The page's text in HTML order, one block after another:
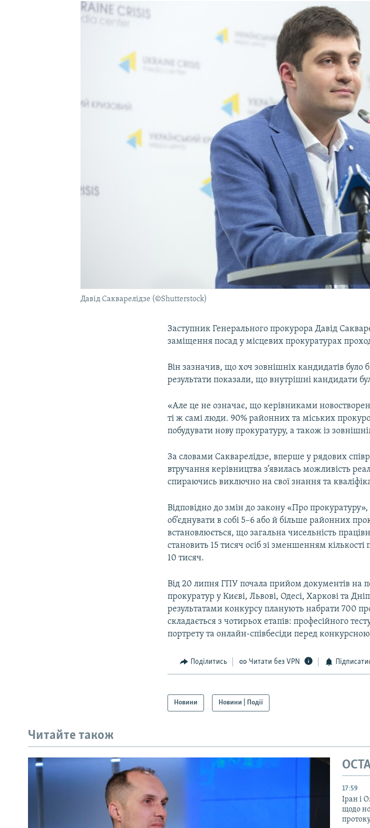
Давід Сакварелідзе (©Shutterstock)
Заступник Генерального прокурора Давід
заміщення посад у місцевих прокуратурах
Він зазначив, що хоч зовнішніх кандидатів було
результати показали, що внутрішні кандидати
«Але це не означає, що керівниками
ті ж самі люди. 90% районних та міських
побудувати нову прокуратуру, а також із
За словами Сакварелідзе, вперше у рядових
втручання керівництва з’явилась можливість
спираючись виключно на свої знання та
Відповідно до змін до закону «Про
об’єднувати в собі 5–6 або й більше районних
встановлюється, що загальна чисельність
становить 15 тисяч осіб зі зменшенням кількості
10 тисяч.
Від 20 липня ГПУ почала прийом документів на
прокуратур у Києві, Львові, Одесі, Харкові та
результатами конкурсу планують набрати 700
складається з чотирьох етапів: професійного
портрету та онлайн-співбесіди перед
Поділитись Читати без VPN
Новини Новини | Події
Читайте також
17:59
Іран і
щодо